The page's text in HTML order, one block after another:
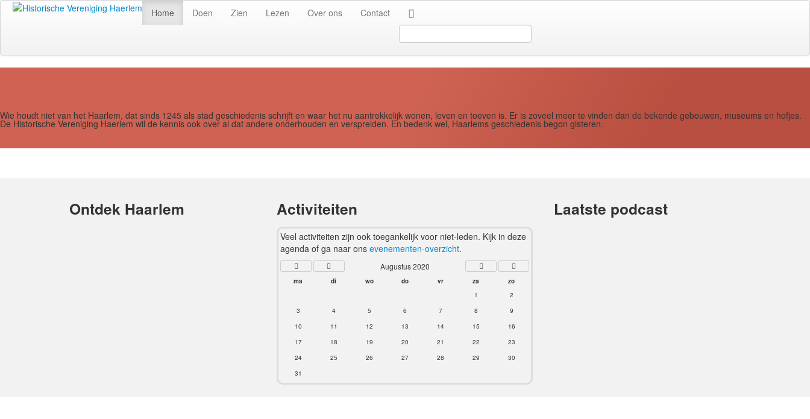
Home Doen Zien Lezen Over ons
Contact
...
Wie houdt niet van het Haarlem, dat sinds 1245 als stad geschiedenis schrijft en waar het nu aantrekkelijk wonen, leven en toeven is. Er is zoveel meer te vinden dan de bekende gebouwen, museums en hofjes.
De Historische Vereniging Haerlem wil de kennis ook over al dat andere onderhouden en verspreiden. En bedenk wel, Haarlems geschiedenis begon gisteren.
Ontdek Haarlem Activiteiten
Veel activiteiten zijn ook toegankelijk voor niet-leden. Kijk in deze
agenda of ga naar onsevenementen-overzicht.
Augustus 2020
ma di wo do vr za
zo
1
2
3
4 5 6 7 8
9
10
11 12 13 14 15
16
17
18 19 20 21 22
23
24
25 26 27 28 29
30
31
Laatste podcast